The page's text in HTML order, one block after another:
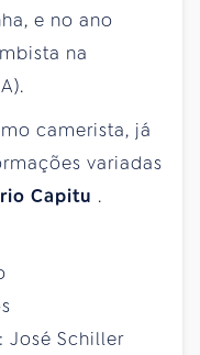
e no ano
na
camerista, já
variadas
Capitu .
José Schiller